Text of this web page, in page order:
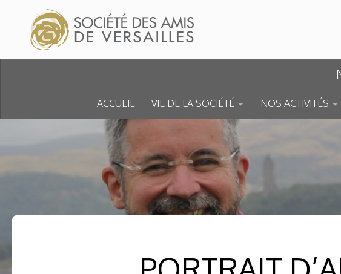
Skip to content
ACCUEIL VIE DE LA SOCIÉTÉ NOS ACTIVITÉS